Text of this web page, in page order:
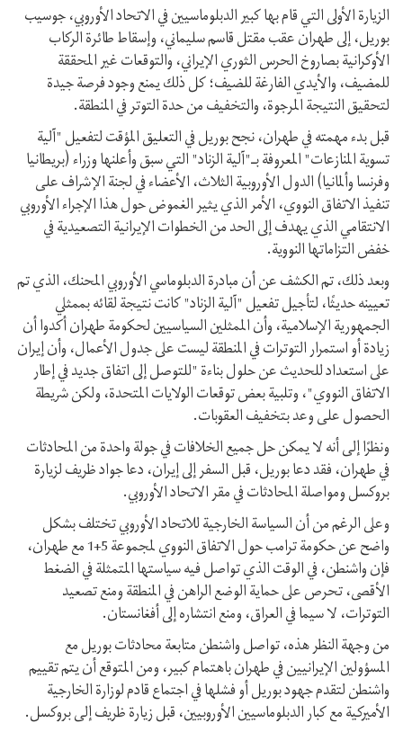
الزيارة الأولى التي قام بها كبير الدبلوماسيين في الاتحاد الأوروبي، جوسيب
بوريل، إلى طهران عقب مقتل قاسم سليماني، وإسقاط طائرة الركاب
الأوكرانية بصاروخ الحرس الثوري الإيراني، والتوقعات غير المحققة
للمضيف، والأيدي الفارغة للضيف؛ كل ذلك يمنع وجود فرصة جیدة
لتحقيق النتيجة المرجوة، والتخفيف من حدة التوتر في المنطقة.
قبل بدء مهمته في طهران، نجح بوريل في التعليق المؤقت لتفعيل "آلية
تسوية المنازعات" المعروفة بـ"آلية الزناد" التي سبق وأعلنها وزراء (بريطانيا
وفرنسا وألمانيا) الدول الأوروبية الثلاث، الأعضاء في لجنة الإشراف علی
تنفیذ الاتفاق النووي، الأمر الذي یثیر الغموض حول هذا الإجراء الأوروبي
الانتقامي الذي يهدف إلى الحد من الخطوات الإیرانیة التصعیدیة في
خفض التزاماتها النوویة.
وبعد ذلك، تم الكشف عن أن مبادرة الدبلوماسي الأوروبي المحنك، الذي تم
تعيينه حديثًا، لتأجيل تفعيل "آلية الزناد" كانت نتيجة لقائه بممثلي
الجمهورية الإسلامية، وأن الممثلين السياسيين لحكومة طهران أکدوا أن
زيادة أو استمرار التوترات في المنطقة ليست على جدول الأعمال، وأن إیران
على استعداد للحديث عن حلول بناءة "للتوصل إلى اتفاق جديد في إطار
الاتفاق النووي"، وتلبية بعض توقعات الولايات المتحدة، ولكن شریطة
الحصول علی وعد بتخفيف العقوبات.
ونظرًا إلی أنه لا يمكن حل جميع الخلافات في جولة واحدة من المحادثات
في طهران، فقد دعا بوریل، قبل السفر إلى إيران، دعا جواد ظريف لزيارة
بروكسل ومواصلة المحادثات في مقر الاتحاد الأوروبي.
وعلى الرغم من أن السياسة الخارجية للاتحاد الأوروبي تختلف بشكل
واضح عن حكومة ترامب حول الاتفاق النووي لمجموعة 5+1 مع طهران،
فإن واشنطن، في الوقت الذي تواصل فيه سياستها المتمثلة في الضغط
الأقصى، تحرص على حماية الوضع الراهن في المنطقة ومنع تصعيد
التوترات، لا سيما في العراق، ومنع انتشاره إلى أفغانستان.
من وجهة النظر هذه، تواصل واشنطن متابعة محادثات بوريل مع
المسؤولين الإیرانیین في طهران باهتمام کبیر، ومن المتوقع أن يتم تقييم
واشنطن لتقدم جهود بوريل أو فشلها في اجتماع قادم لوزارة الخارجية
الأميركية مع كبار الدبلوماسيين الأوروبيين، قبل زیارة ظریف إلی بروكسل.